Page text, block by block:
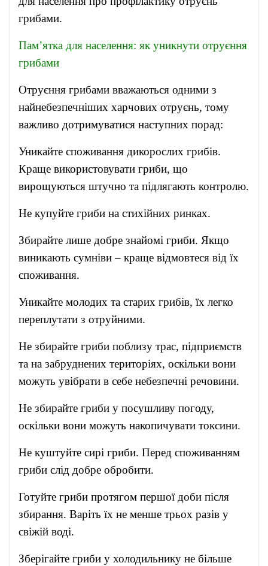
грибами.
Пам’ятка для населення: як уникнути отруєння
грибами
Отруєння грибами вважаються одними з
найнебезпечніших харчових отруєнь, тому
важливо дотримуватися наступних порад:
Уникайте споживання дикорослих грибів.
Краще використовувати гриби, що
вирощуються штучно та підлягають контролю.
Не купуйте гриби на стихійних ринках.
Збирайте лише добре знайомі гриби. Якщо
виникають сумніви – краще відмовтеся від їх
споживання.
Уникайте молодих та старих грибів, їх легко
переплутати з отруйними.
Не збирайте гриби поблизу трас, підприємств
та на забруднених територіях, оскільки вони
можуть увібрати в себе небезпечні речовини.
Не збирайте гриби у посушливу погоду,
оскільки вони можуть накопичувати токсини.
Не куштуйте сирі гриби. Перед споживанням
гриби слід добре обробити.
Готуйте гриби протягом першої доби після
збирання. Варіть їх не менше трьох разів у
свіжій воді.
Зберігайте гриби у холодильнику не більше